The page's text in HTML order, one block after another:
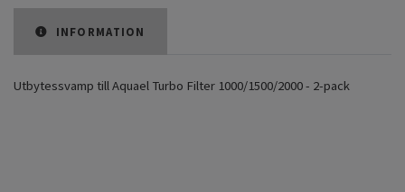
INFORMATION
Utbytessvamp till Aquael Turbo Filter 1000/1500/2000- 2-pack